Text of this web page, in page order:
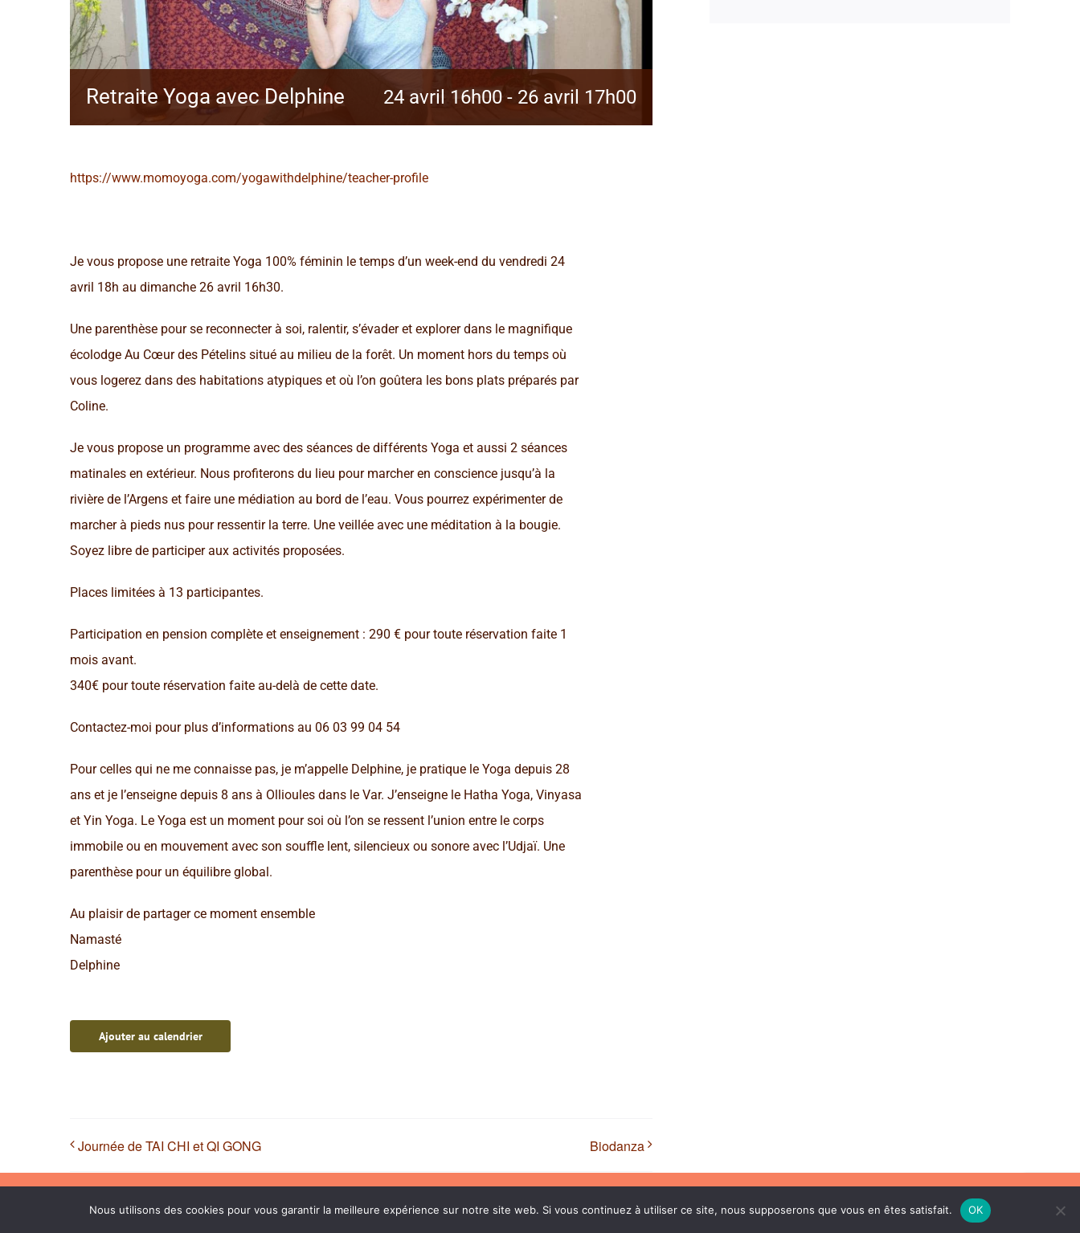
Retraite Yoga avec Delphine 24 avril 16h00 - 26 avril 17h00
https://www.momoyoga.com/yogawithdelphine/teacher-profile
Je vous propose une retraite Yoga 100% féminin le temps d’un week-end du vendredi 24
avril 18h au dimanche 26 avril 16h30.
Une parenthèse pour se reconnecter à soi, ralentir, s’évader et explorer dans le magnifique
écolodge Au Cœur des Pételins situé au milieu de la forêt. Un moment hors du temps où
vous logerez dans des habitations atypiques et où l’on goûtera les bons plats préparés par
Coline.
Je vous propose un programme avec des séances de différents Yoga et aussi 2 séances
matinales en extérieur. Nous profiterons du lieu pour marcher en conscience jusqu’à la
rivière de l’Argens et faire une médiation au bord de l’eau. Vous pourrez expérimenter de
marcher à pieds nus pour ressentir la terre. Une veillée avec une méditation à la bougie.
Soyez libre de participer aux activités proposées.
Places limitées à 13 participantes.
Participation en pension complète et enseignement : 290 € pour toute réservation faite 1
mois avant.
340€ pour toute réservation faite au-delà de cette date.
Contactez-moi pour plus d’informations au 06 03 99 04 54
Pour celles qui ne me connaisse pas, je m’appelle Delphine, je pratique le Yoga depuis 28
ans et je l’enseigne depuis 8 ans à Ollioules dans le Var. J’enseigne le Hatha Yoga, Vinyasa
et Yin Yoga. Le Yoga est un moment pour soi où l’on se ressent l’union entre le corps
immobile ou en mouvement avec son souffle lent, silencieux ou sonore avec l’Udjaï. Une
parenthèse pour un équilibre global.
Au plaisir de partager ce moment ensemble
Namasté
Delphine
Ajouter au calendrier
Journée de TAI CHI et QI GONG Biodanza
© Copyright 2026 | Mentions légales | Tous droits réservés
Nous utilisons des cookies pour vous garantir la meilleure expérience sur notre site web. Si vous continuez à utiliser ce site, nous supposerons que vous en êtes satisfait. OK